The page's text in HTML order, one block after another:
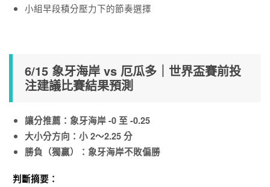
小組早段積分壓力下的節奏選擇
6/15 象牙海岸 vs 厄瓜多｜世界盃賽前投
注建議比賽結果預測
讓分推薦：象牙海岸 -0 至 -0.25
大小分方向：小 2～2.25 分
勝負（獨贏）：象牙海岸不敗偏勝
判斷摘要：